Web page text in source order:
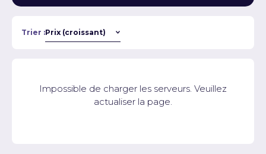
Trier :
Impossible de charger les serveurs. Veuillez
actualiser la page.